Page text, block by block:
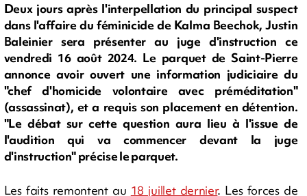
Deux jours après l'interpellation du principal suspect
dans l'affaire du féminicide de Kalma Beechok, Justin
Baleinier sera présenter au juge d'instruction ce
vendredi 16 août 2024. Le parquet de Saint-Pierre
annonce avoir ouvert une information judiciaire du
"chef d'homicide volontaire avec préméditation"
(assassinat), et a requis son placement en détention.
"Le débat sur cette question aura lieu à l'issue de
l'audition qui va commencer devant la juge
d'instruction" précise le parquet.
Les faits remontent au 18 juillet dernier. Les forces de